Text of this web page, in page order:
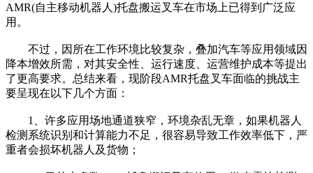
AMR(自主移动机器人)托盘搬运叉车在市场上已得到广泛应
用。
不过，因所在工作环境比较复杂，叠加汽车等应用领域因
降本增效所需，对其安全性、运行速度、运营维护成本等提出
了更高要求。总结来看，现阶段AMR托盘叉车面临的挑战主
要呈现在以下几个方面：
1、许多应用场地通道狭窄，环境杂乱无章，如果机器人
检测系统识别和计算能力不足，很容易导致工作效率低下，严
重者会损坏机器人及货物；